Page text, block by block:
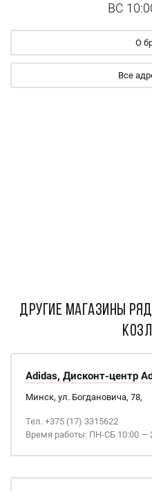
ВС
О
Все
ДРУГИЕ МАГАЗИНЫ
Adidas, Дисконт-центр
Минск, ул. Богдановича, 78,
Тел. +375 (17) 3315622
Время работы: ПН-СБ 10:00 —